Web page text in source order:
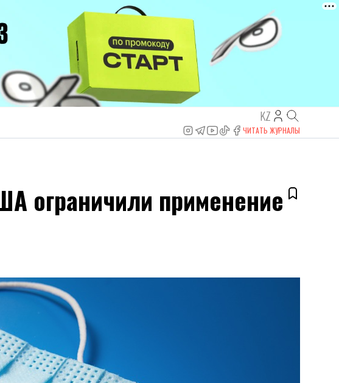
KZ
ЧИТАТЬ ЖУРНАЛЫ
ограничили применение